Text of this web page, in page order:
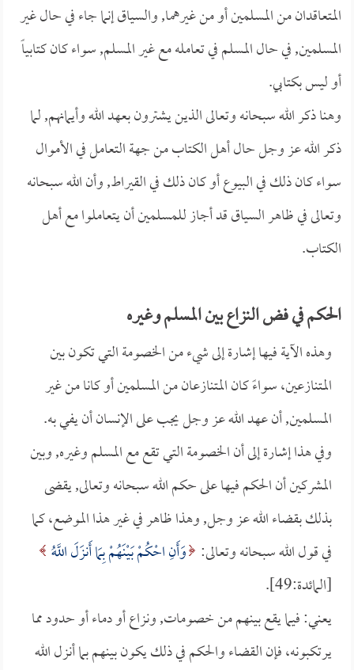
المتعاقدان من المسلمين أو من غيرهما, والسياق إنما جاء في حال غير
المسلمين, في حال المسلم في تعامله مع غير المسلم, سواء كان كتابياً
أو ليس بكتابي.
وهنا ذكر الله سبحانه وتعالى الذين يشترون بعهد الله وأيمانهم, لما
ذكر الله عز وجل حال أهل الكتاب من جهة التعامل في الأموال
سواء كان ذلك في البيوع أو كان ذلك في القيراط, وأن الله سبحانه
وتعالى في ظاهر السياق قد أجاز للمسلمين أن يتعاملوا مع أهل
الكتاب.
الحكم في فض النزاع بين المسلم وغيره
وهذه الآية فيها إشارة إلى شيء من الخصومة التي تكون بين
المتنازعين، سواءً كان المتنازعان من المسلمين أو كانا من غير
المسلمين, أن عهد الله عز وجل يجب على الإنسان أن يفي به.
وفي هذا إشارة إلى أن الخصومة التي تقع مع المسلم وغيره, وبين
المشركين أن الحكم فيها على حكم الله سبحانه وتعالى, يقضى
بذلك بقضاء الله عز وجل, وهذا ظاهر في غير هذا الموضع، كما
في قول الله سبحانه وتعالى: وَأَنِ احْكُمْ بَيْنَهُمْ بِمَا أَنزَلَ اللَّهُ
[المائدة:49].
يعني: فيما يقع بينهم من خصومات, ونزاع أو دماء أو حدود مما
يرتكبونه، فإن القضاء والحكم في ذلك يكون بينهم بما أنزل الله